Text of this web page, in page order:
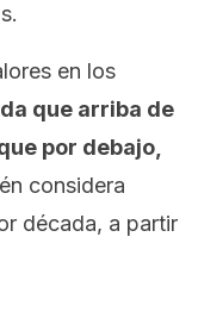
en los
que arriba de
por debajo,
considera
década, a partir